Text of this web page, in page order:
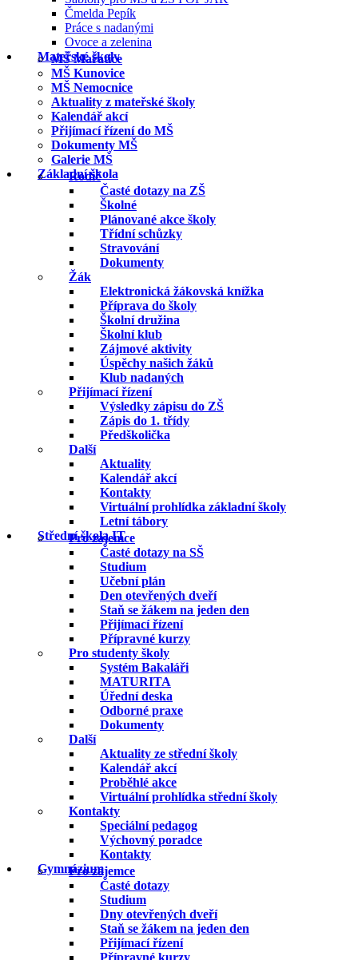
Čmelda Pepík
Práce s nadanými
Ovoce a zelenina
Mateřské školy
MŠ Mařatice
MŠ Kunovice
MŠ Nemocnice
Aktuality z mateřské školy
Kalendář akcí
Přijímací řízení do MŠ
Dokumenty MŠ
Galerie MŠ
Základní škola
Rodič
Časté dotazy na ZŠ
Školné
Plánované akce školy
Třídní schůzky
Stravování
Dokumenty
Žák
Elektronická žákovská knížka
Příprava do školy
Školní družina
Školní klub
Zájmové aktivity
Úspěchy našich žáků
Klub nadaných
Přijímací řízení
Výsledky zápisu do ZŠ
Zápis do 1. třídy
Předškolička
Další
Aktuality
Kalendář akcí
Kontakty
Virtuální prohlídka základní školy
Letní tábory
Střední škola IT
Pro zájemce
Časté dotazy na SŠ
Studium
Učební plán
Den otevřených dveří
Staň se žákem na jeden den
Přijímací řízení
Přípravné kurzy
Pro studenty školy
Systém Bakaláři
MATURITA
Úřední deska
Odborné praxe
Dokumenty
Další
Aktuality ze střední školy
Kalendář akcí
Proběhlé akce
Virtuální prohlídka střední školy
Kontakty
Speciální pedagog
Výchovný poradce
Kontakty
Gymnázium
Pro zájemce
Časté dotazy
Studium
Dny otevřených dveří
Staň se žákem na jeden den
Přijímací řízení
Přípravné kurzy